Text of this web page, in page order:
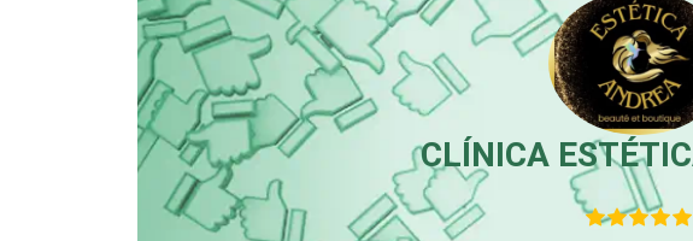
Bordados y Estampados Boutiques
Cafeterías Cajas de
Camiones para Fletes Cancelería de
CLÍNICA